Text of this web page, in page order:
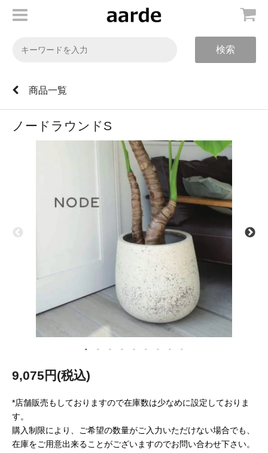
検索
商品一覧
ノードラウンドS
9,075円(税込)
*店舗販売もしておりますので在庫数は少なめに設定しておりま
す。
購入制限により、ご希望の数量がご入力いただけない場合でも、
在庫をご用意出来ることがございますのでお問い合わせ下さい。